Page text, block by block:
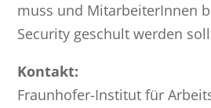
muss und MitarbeiterInnen
Security geschult werden
Kontakt:
Fraunhofer-Institut für